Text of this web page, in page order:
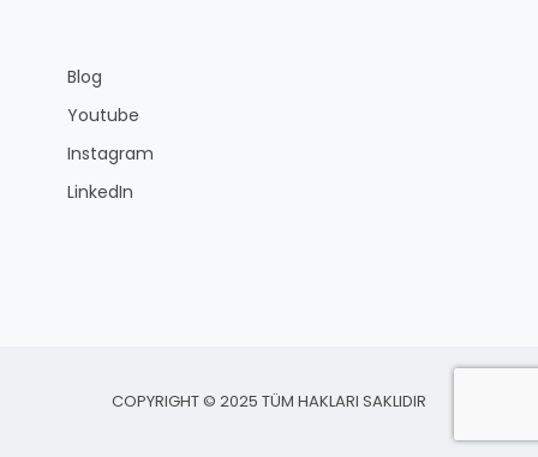
Blog
Youtube
Instagram
LinkedIn
COPYRIGHT © 2025 TÜM HAKLARI SAKLIDIR